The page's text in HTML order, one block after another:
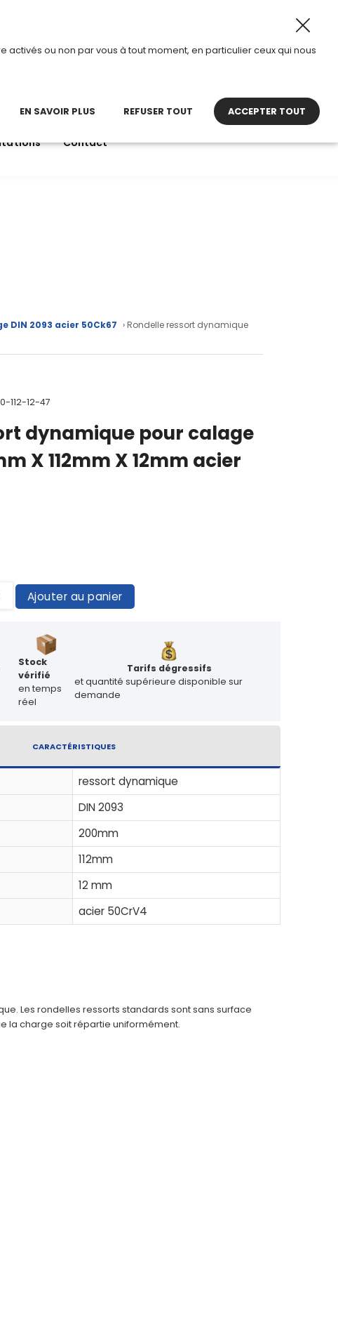
2026, TDI passe en mode été. Horaires d’ouverture :
Contact
DIN 2093 acier 50Ck67 › Rondelle ressort dynamique
112-12-47
dynamique pour calage
X 112mm X 12mm acier
Ajouter au panier
Stock
vérifié
en temps
réel
Tarifs dégressifs
et quantité supérieure disponible sur
demande
CARACTÉRISTIQUES
ressort dynamique
DIN 2093
200mm
112mm
12 mm
acier 50CrV4
Les rondelles ressorts standards sont sans surface
la charge soit répartie uniformément.
ou non par vous à tout moment, en particulier ceux qui nous
EN SAVOIR PLUS REFUSER TOUT ACCEPTER TOUT